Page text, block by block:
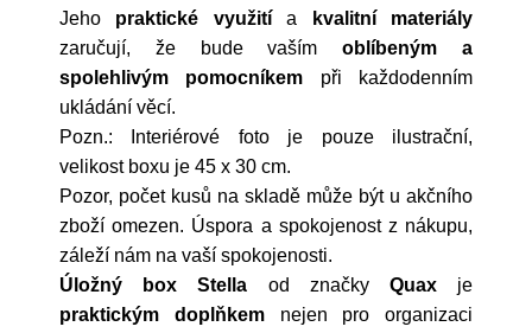
Jeho praktické využitía
kvalitní materiály
zaručují, že bude vašímoblíbeným a
spolehlivým pomocníkem při každodenním
ukládání věcí.
Pozn.: Interiérové foto je pouze ilustrační,
velikost boxu je 45 x 30 cm.
Pozor, počet kusů na skladě může být u akčního
zboží omezen. Úspora a spokojenost z nákupu,
záleží nám na vaší spokojenosti.
Úložný box Stella od značkyQuaxje
praktickým doplňkemnejen pro organizaci